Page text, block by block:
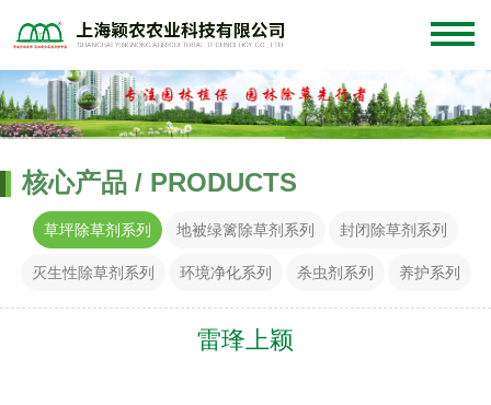
核心产品 / PRODUCTS
草坪除草剂系列 地被绿篱除草剂系列 封闭除草剂系列
灭生性除草剂系列 环境净化系列 杀虫剂系列 养护系列
雷琒上颖